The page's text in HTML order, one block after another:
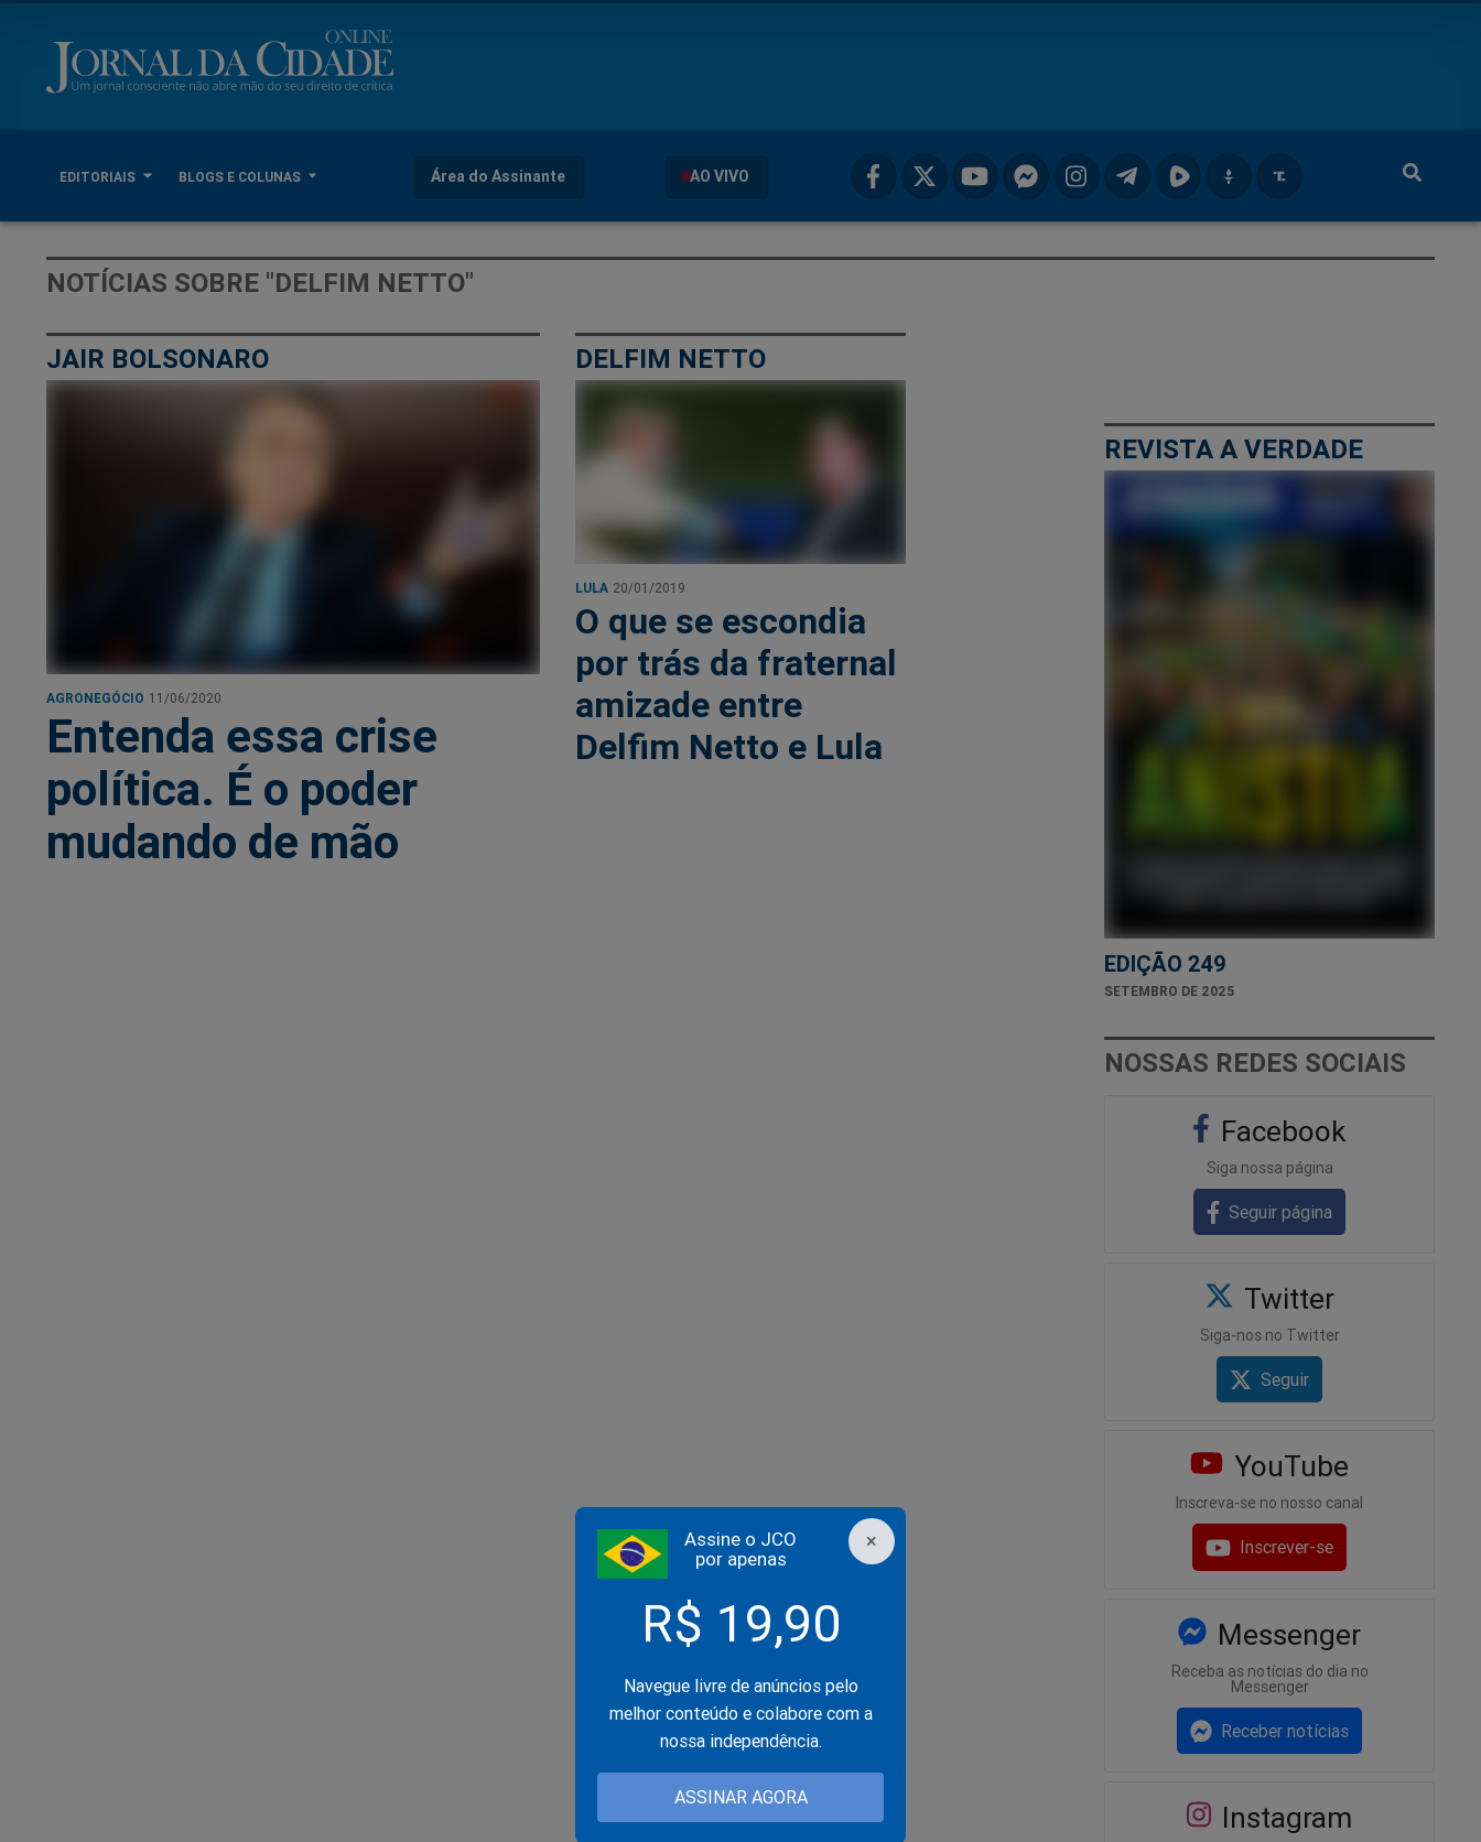
EDITORIAIS BLOGS E COLUNAS Área do Assinante AO VIVO
×
Assine o JCO
por apenas
R$ 19,90
Navegue livre de anúncios pelo
melhor conteúdo e colabore com a
nossa independência.
ASSINAR AGORA
NOTÍCIAS SOBRE "DELFIM NETTO"
JAIR BOLSONARO
AGRONEGÓCIO 11/06/2020
Entenda essa crise
política. É o poder
mudando de mão
DELFIM NETTO
LULA 20/01/2019
O que se escondia
por trás da fraternal
amizade entre
Delfim Netto e Lula
REVISTA A VERDADE
EDIÇÃO 249
SETEMBRO DE 2025
NOSSAS REDES SOCIAIS
Facebook
Siga nossa página
Seguir página
Twitter
Siga-nos no Twitter
Seguir
YouTube
Inscreva-se no nosso canal
Inscrever-se
Messenger
Receba as notícias do dia no
Messenger
Receber notícias
Instagram